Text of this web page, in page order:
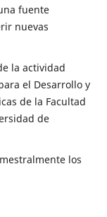
fuente
nuevas
la actividad
el Desarrollo y
de la Facultad
de
los